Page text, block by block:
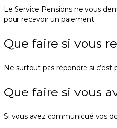
Le Service Pensions ne vous
pour recevoir un paiement.
Que faire si vous
Ne surtout pas répondre si c’est
Que faire si vous
Si vous avez communiqué vos